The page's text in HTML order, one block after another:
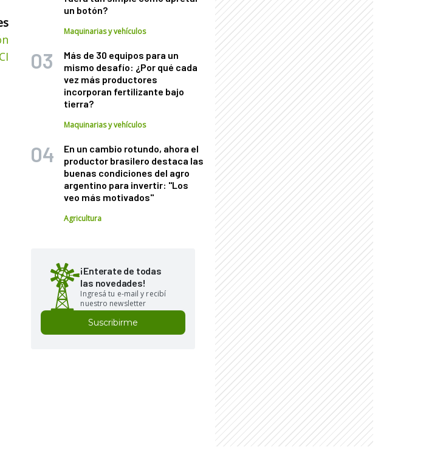
un botón?
Maquinarias y vehículos
Más de 30 equipos para un
mismo desafío: ¿Por qué cada
vez más productores
incorporan fertilizante bajo
tierra?
Maquinarias y vehículos
En un cambio rotundo, ahora el
productor brasilero destaca las
buenas condiciones del agro
argentino para invertir: "Los
veo más motivados"
Agricultura
¡Enterate de todas
las novedades!
Ingresá tu e-mail y recibí
nuestro newsletter
Suscribirme